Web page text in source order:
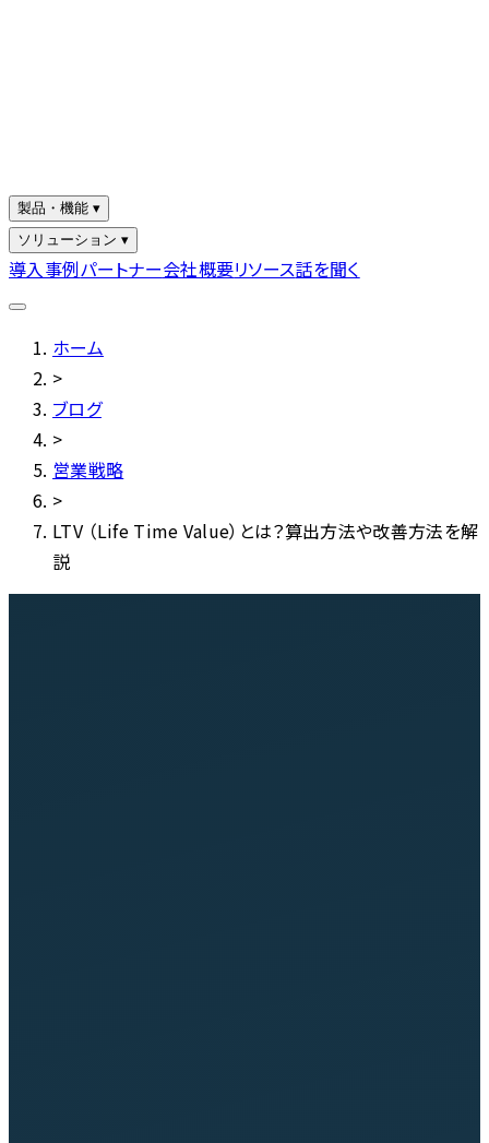
製品・機能 ▾
ソリューション ▾
導入事例パートナー会社概要リソース話を聞く
ホーム
>
ブログ
>
営業戦略
>
LTV （Life Time Value）とは？算出方法や改善方法を解
説